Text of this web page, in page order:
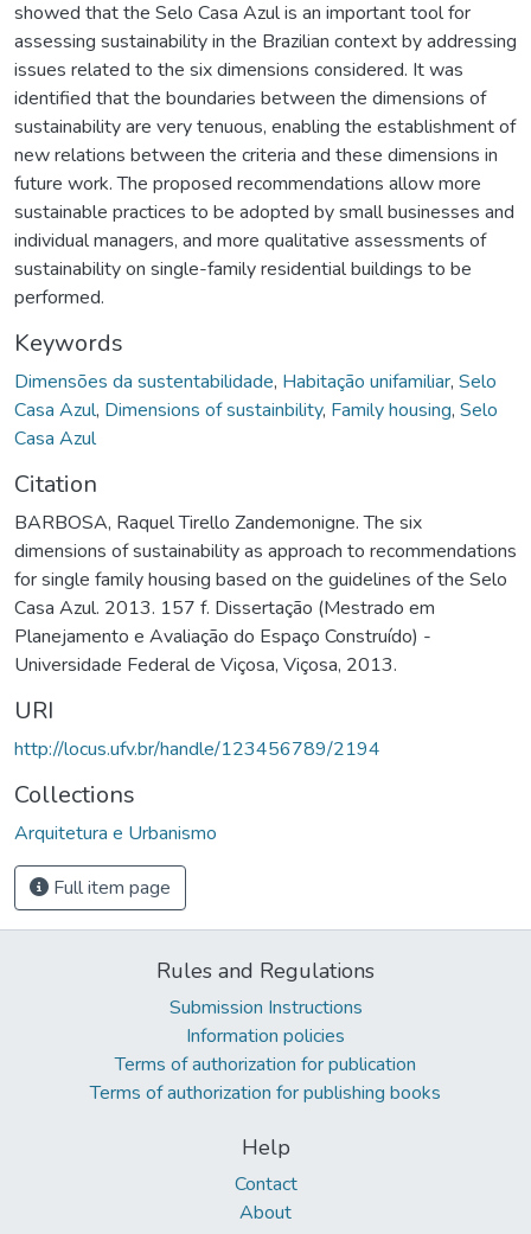
showed that the Selo Casa Azul is an important tool for
assessing sustainability in the Brazilian context by addressing
issues related to the six dimensions considered. It was
identified that the boundaries between the dimensions of
sustainability are very tenuous, enabling the establishment of
new relations between the criteria and these dimensions in
future work. The proposed recommendations allow more
sustainable practices to be adopted by small businesses and
individual managers, and more qualitative assessments of
sustainability on single-family residential buildings to be
performed.
Keywords
Dimensões da sustentabilidade, Habitação unifamiliar, Selo
Casa Azul, Dimensions of sustainbility, Family housing, Selo
Casa Azul
Citation
BARBOSA, Raquel Tirello Zandemonigne. The six
dimensions of sustainability as approach to recommendations
for single family housing based on the guidelines of the Selo
Casa Azul. 2013. 157 f. Dissertação (Mestrado em
Planejamento e Avaliação do Espaço Construído) -
Universidade Federal de Viçosa, Viçosa, 2013.
URI
http://locus.ufv.br/handle/123456789/2194
Collections
Arquitetura e Urbanismo
Full item page
Rules and Regulations
Submission Instructions
Information policies
Terms of authorization for publication
Terms of authorization for publishing books
Help
Contact
About